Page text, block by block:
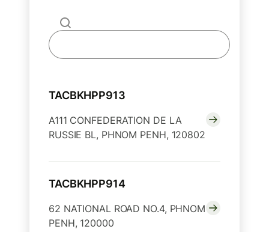
TACBKHPP913
A111 CONFEDERATION DE LA
RUSSIE BL, PHNOM PENH, 120802
TACBKHPP914
62 NATIONAL ROAD NO.4, PHNOM
PENH, 120000